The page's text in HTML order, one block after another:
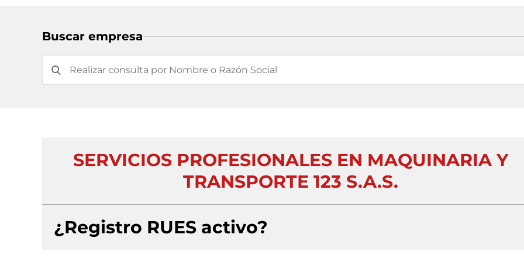
Buscar empresa
SERVICIOS PROFESIONALES EN MAQUINARIA Y
TRANSPORTE 123 S.A.S.
¿Registro RUES activo?